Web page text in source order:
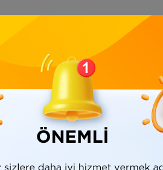
Ürün Bilgisi Yorumlar (0)